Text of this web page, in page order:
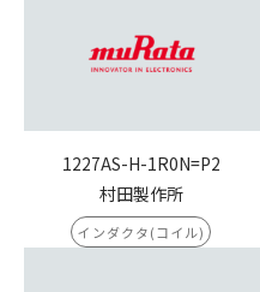
1227AS-H-1R0N=P2
村田製作所
インダクタ(コイル)